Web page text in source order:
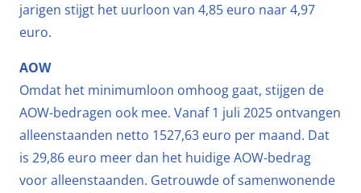
jarigen stijgt het uurloon van 4,85 euro naar 4,97
euro.
AOW
Omdat het minimumloon omhoog gaat, stijgen de
AOW-bedragen ook mee. Vanaf 1 juli 2025 ontvangen
alleenstaanden netto 1527,63 euro per maand. Dat
is 29,86 euro meer dan het huidige AOW-bedrag
voor alleenstaanden. Getrouwde of samenwonende